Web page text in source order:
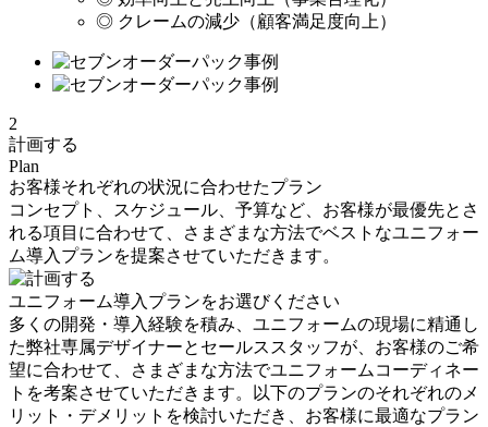
◎ クレームの減少（顧客満足度向上）
2
計画する
Plan
お客様それぞれの状況に合わせたプラン
コンセプト、スケジュール、予算など、お客様が最優先とさ
れる項目に合わせて、さまざまな方法でベストなユニフォー
ム導入プランを提案させていただきます。
ユニフォーム導入プランをお選びください
多くの開発・導入経験を積み、ユニフォームの現場に精通し
た弊社専属デザイナーとセールススタッフが、お客様のご希
望に合わせて、さまざまな方法でユニフォームコーディネー
トを考案させていただきます。以下のプランのそれぞれのメ
リット・デメリットを検討いただき、お客様に最適なプラン